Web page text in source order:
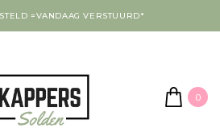
=VANDAAG VERSTUURD*
0